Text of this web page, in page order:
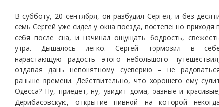
В субботу, 20 сентября, он разбудил Сергея, и без
семь Сергей уже сидел у окна поезда, постепенно приходя
себя после сна, и начинал ощущать бодрость,
утра. Дышалось легко. Сергей тормозил в
нарастающую радость этого небольшого
отдавая дань непонятному суеверию – не
раньше времени. Действительно, что хорошего ему
Одесса? Ну, приедет, ну, увидит дома, разные и
Дерибасовскую, открытие пивной на которой